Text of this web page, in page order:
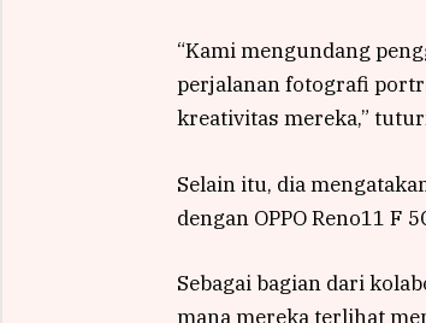
“Kami mengundang
perjalanan fotografi
kreativitas mereka,”
Selain itu, dia
dengan OPPO Reno11 F
Sebagai bagian dari
mana mereka terlihat